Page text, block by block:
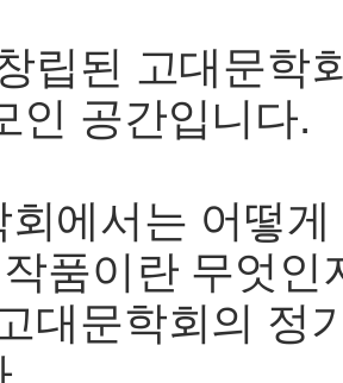
립된 고대문학
인 공간입니다.
회에서는 어떻
품이란 무엇
대문학회의 정